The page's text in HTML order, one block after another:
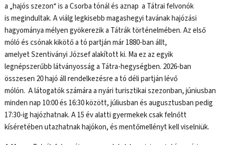
a „hajós szezon“ is a Csorba tónál és aznap a Tátrai felvonók
is megindultak. A viálg legkisebb magashegyi tavának hajózási
hagyománya mélyen gyökerezik a Tátrák történelmében. Az első
móló és csónak kikötő a tó partján már 1880-ban állt,
amelyet Szentiványi József alakított ki. Ma ez az egyik
legnépszerűbb látványosság a Tátra-hegységben. 2026-ban
összesen 20 hajó áll rendelkezésre a tó déli partján lévő
mólón. A látogatók számára a nyári turisztikai szezonban, júniusban
minden nap 10:00 és 16:30 között, júliusban és augusztusban pedig
17:30-ig hajózhatnak. A 15 év alatti gyermekek csak felnőtt
kíséretében utazhatnak hajókon, és mentőmellényt kell viselniük.